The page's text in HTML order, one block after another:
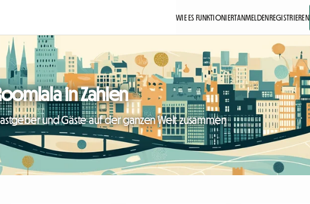
WIE ES FUNKTIONIERTANMELDENREGISTRIEREN
in Zahlen
und Gäste auf der ganzen Welt zusammen